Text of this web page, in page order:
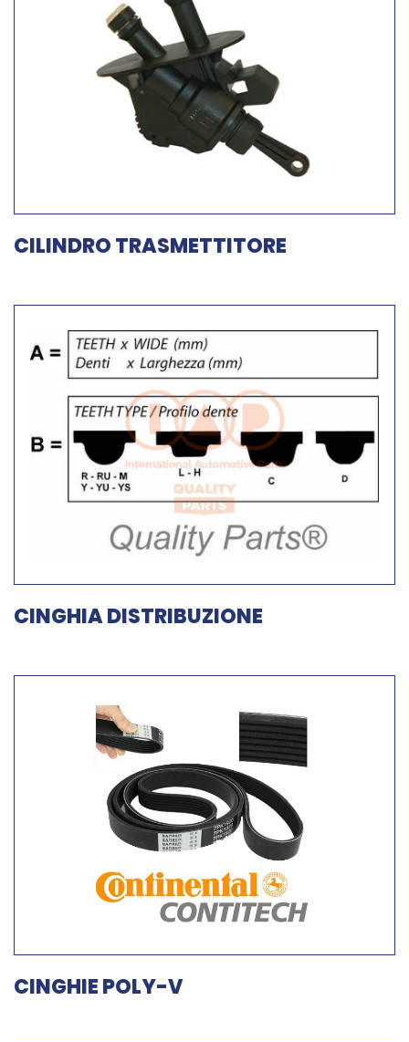
CILINDRO TRASMETTITORE
CINGHIA DISTRIBUZIONE
CINGHIE POLY-V